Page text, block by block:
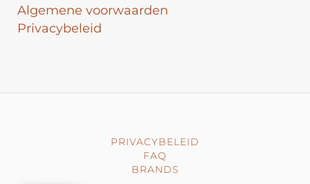
Algemene voorwaarden
Privacybeleid
PRIVACYBELEID
FAQ
BRANDS